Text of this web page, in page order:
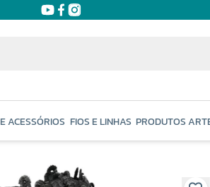
ACESSÓRIOS FIOS E LINHAS PRODUTOS